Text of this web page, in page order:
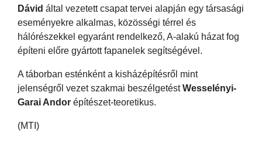
Dávid által vezetett csapat tervei alapján egy társasági
eseményekre alkalmas, közösségi térrel és
hálórészekkel egyaránt rendelkező, A-alakú házat fog
építeni előre gyártott fapanelek segítségével.
A táborban esténként a kisházépítésről mint
jelenségről vezet szakmai beszélgetéstWesselényi-
Garai Andor építészet-teoretikus.
(MTI)